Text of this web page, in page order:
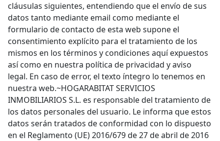
cláusulas siguientes, entendiendo que el envío de sus
datos tanto mediante email como mediante el
formulario de contacto de esta web supone el
consentimiento explícito para el tratamiento de los
mismos en los términos y condiciones aquí expuestos
así como en nuestra política de privacidad y aviso
legal. En caso de error, el texto íntegro lo tenemos en
nuestra web.~HOGARABITAT SERVICIOS
INMOBILIARIOS S.L. es responsable del tratamiento de
los datos personales del usuario. Le informa que estos
datos serán tratados de conformidad con lo dispuesto
en el Reglamento (UE) 2016/679 de 27 de abril de 2016